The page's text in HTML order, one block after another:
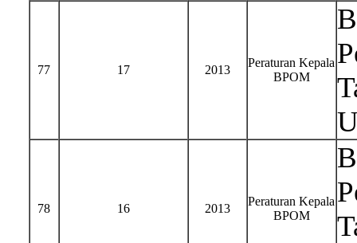
77 17 2013
Peraturan Kepala
BPOM
78 16 2013
Peraturan Kepala
BPOM